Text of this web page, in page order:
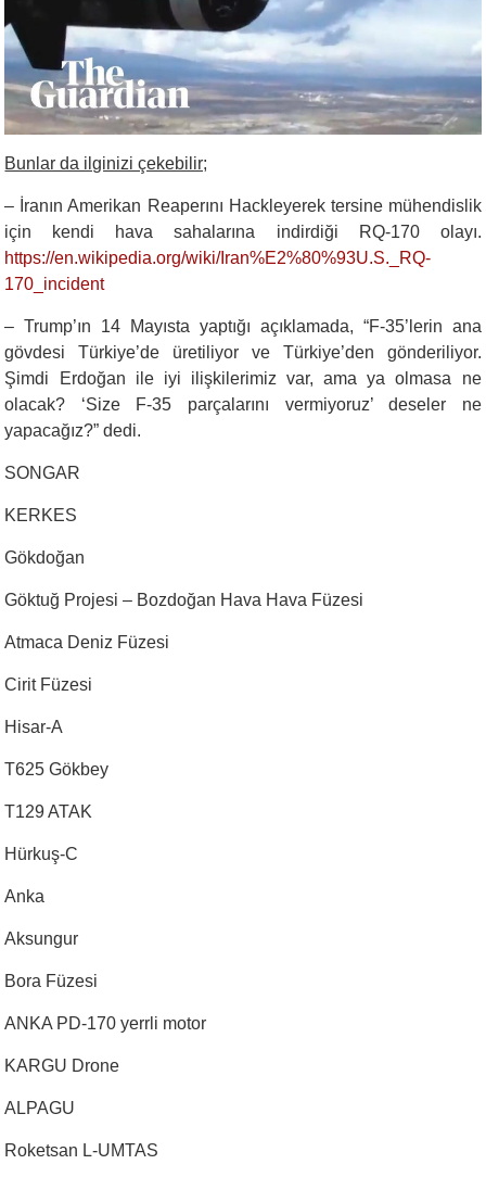
Bunlar da ilginizi çekebilir;
– İranın Amerikan Reaperını Hackleyerek tersine mühendislik
için kendi hava sahalarına indirdiği RQ-170 olayı.
https://en.wikipedia.org/wiki/Iran%E2%80%93U.S._RQ-
170_incident
– Trump’ın 14 Mayısta yaptığı açıklamada, “F-35’lerin ana
gövdesi Türkiye’de üretiliyor ve Türkiye’den gönderiliyor.
Şimdi Erdoğan ile iyi ilişkilerimiz var, ama ya olmasa ne
olacak? ‘Size F-35 parçalarını vermiyoruz’ deseler ne
yapacağız?” dedi.
SONGAR
KERKES
Gökdoğan
Göktuğ Projesi – Bozdoğan Hava Hava Füzesi
Atmaca Deniz Füzesi
Cirit Füzesi
Hisar-A
T625 Gökbey
T129 ATAK
Hürkuş-C
Anka
Aksungur
Bora Füzesi
ANKA PD-170 yerrli motor
KARGU Drone
ALPAGU
Roketsan L-UMTAS